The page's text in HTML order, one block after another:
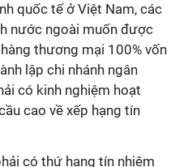
quốc tế ở Việt Nam, các
nước ngoài muốn được
thương mại 100% vốn
lập chi nhánh ngân
có kinh nghiệm hoạt
cao về xếp hạng tín
có thứ hạng tín nhiệm